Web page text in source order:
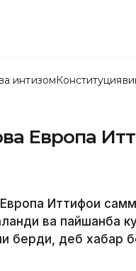
интизом
Европа
Европа Иттифоқи
ва пайшанба
берди, деб хабар